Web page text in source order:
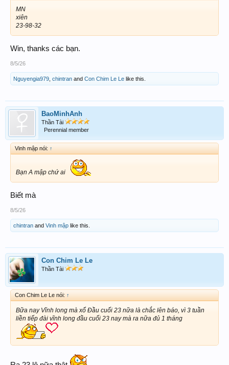
MN
xiên
23-98-32
Win, thanks các bạn.
8/5/26
Nguyengia979 chintran and Con Chim Le Le like this.
BaoMinhAnh
Thần Tài
Perennial member
Vinh mập nói: ↑
Bạn A mập chứ ai
Biết mà
8/5/26
chintran and Vinh mập like this.
Con Chim Le Le
Thần Tài
Con Chim Le Le nói: ↑
Bữa nay Vĩnh long mà xổ Đầu cuối 23 nữa là chắc lên báo, vì 3 tuần
liền tiếp đài vĩnh long đầu cuối 23 nay mà ra nữa đủ 1 tháng